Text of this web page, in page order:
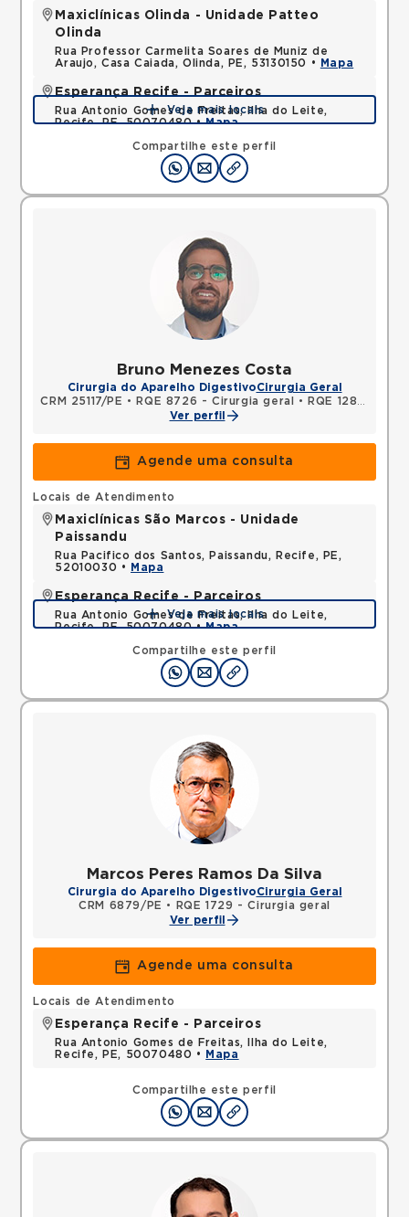
Compartilhe este perfil
Maxiclínicas Olinda - Unidade Patteo
Olinda
Rua Professor Carmelita Soares de Muniz de
Araujo, Casa Caiada, Olinda, PE, 53130150 •
Mapa
Esperança Recife - Parceiros
Rua Antonio Gomes de Freitas, Ilha do Leite,
Recife, PE, 50070480 •Mapa
Veja mais locais
Bruno Menezes Costa
Cirurgia do Aparelho DigestivoCirurgia Geral
CRM 25117/PE • RQE 8726 - Cirurgia geral •
RQE 12867 - Cirurgia do aparelho digestivo
Ver perfil
Agende uma consulta
Compartilhe este perfil
Locais de Atendimento
Maxiclínicas São Marcos - Unidade
Paissandu
Rua Pacifico dos Santos, Paissandu, Recife, PE,
52010030 •
Mapa
Esperança Recife - Parceiros
Rua Antonio Gomes de Freitas, Ilha do Leite,
Recife, PE, 50070480 •Mapa
Veja mais locais
Marcos Peres Ramos Da Silva
Cirurgia do Aparelho DigestivoCirurgia Geral
CRM 6879/PE •
RQE 1729 - Cirurgia geral
Ver perfil
Agende uma consulta
Compartilhe este perfil
Locais de Atendimento
Esperança Recife - Parceiros
Rua Antonio Gomes de Freitas, Ilha do Leite,
Recife, PE, 50070480 •
Mapa